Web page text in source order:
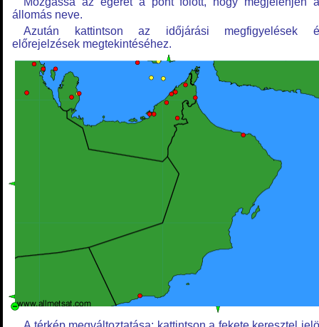
állomás neve.
Azután kattintson az időjárási megfigyelések
előrejelzések megtekintéséhez.